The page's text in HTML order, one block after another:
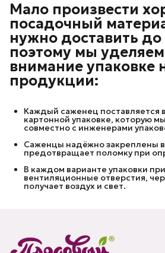
Мало произвести
посадочный
нужно доставить до
поэтому мы
внимание упаковке
продукции:
Каждый саженец поставляется
картонной упаковке, которую
совместно с инженерами
Саженцы надёжно закреплены
предотвращает поломку при
В каждом варианте упаковки
вентиляционные отверстия,
получает воздух и свет.